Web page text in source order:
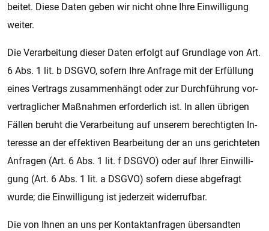
bei­tet. Diese Daten geben wir nicht ohne Ihre Ein­wil­li­gung
wei­ter.
Die Ver­a­r­bei­tung die­ser Daten er­folgt auf Grund­la­ge von Art.
6 Abs. 1 lit. b DSGVO, so­fern Ihre An­fra­ge mit der Er­fül­lung
eines Ver­trags zu­sam­men­hängt oder zur Durch­füh­rung vor­
ver­trag­li­cher Maß­nah­men er­for­der­lich ist. In allen üb­ri­gen
Fäl­len be­ruht die Ver­a­r­bei­tung auf un­se­rem be­rech­tig­ten In­
ter­es­se an der ef­fek­ti­ven Be­a­r­bei­tung der an uns ge­rich­te­ten
An­fra­gen (Art. 6 Abs. 1 lit. f DSGVO) oder auf Ihrer Ein­wil­li­
gung (Art. 6 Abs. 1 lit. a DSGVO) so­fern diese ab­ge­fragt
wurde; die Ein­wil­li­gung ist je­der­zeit wi­der­ruf­bar.
Die von Ihnen an uns per Kon­taktan­fra­gen über­sand­ten